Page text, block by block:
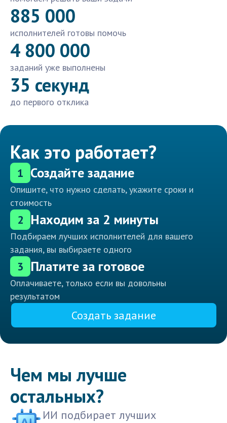
885 000
исполнителей готовы помочь
4 800 000
заданий уже выполнены
35 секунд
до первого отклика
Как это работает?
1 Создайте задание
Опишите, что нужно сделать, укажите сроки и
стоимость
2 Находим за 2 минуты
Подбираем лучших исполнителей для вашего
задания, вы выбираете одного
3 Платите за готовое
Оплачиваете, только если вы довольны
результатом
Создать задание
Чем мы лучше
остальных?
ИИ подбирает лучших